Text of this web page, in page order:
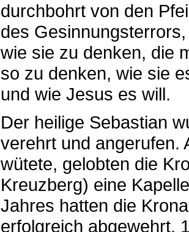
durchbohrt von den
des
wie sie zu denken, die
so zu denken, wie sie
und wie Jesus es will.
Der heilige Sebastian
verehrt und angerufen.
wütete, gelobten die
Kreuzberg) eine
Jahres hatten die
erfolgreich abgewehrt.